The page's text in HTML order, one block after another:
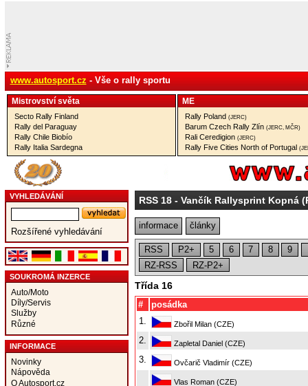
www.autosport.cz - Vše o rally sportu
Mistrovství­ světa
Secto Rally Finland
Rally del Paraguay
Rally Chile Biobío
Rally Italia Sardegna
ME
Rally Poland (JERC)
Barum Czech Rally Zlín (JERC, MČR)
Rali Ceredigion (JERC)
Rally Five Cities North of Portugal
VYHLEDÁVÁNÍ
Rozšířené vyhledávání
SOUKROMÁ INZERCE
Auto/Moto
Díly/Servis
Služby
Různé
INFORMACE
Novinky
Nápověda
O Autosport.cz
RSS 18- Vančík Rallysprint Kopná
informace články
RSS P2+ 5 6 7 8 9
RZ-RSS
RZ-P2+
Třída 16
#
posádka
1.
Zbořil Milan (CZE)
2. Zapletal Daniel (CZE)
3. Ovčarič Vladimír (CZE)
Vlas Roman (CZE)